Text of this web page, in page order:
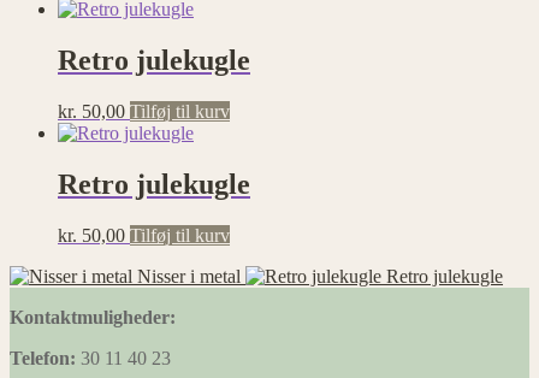
Retro julekugle
kr. 50,00 Tilføj til kurv
Retro julekugle
kr. 50,00 Tilføj til kurv
Nisser i metal
Retro julekugle
Kontaktmuligheder:
Telefon: 30 11 40 23